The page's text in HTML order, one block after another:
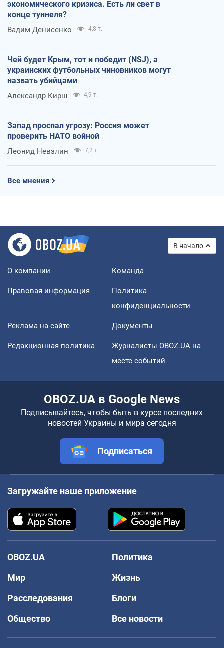
экономического кризиса. Есть ли свет в
конце туннеля?
Вадим Денисенко 4,8 т.
Чей будет Крым, тот и победит (NSJ), а
украинских футбольных чиновников могут
назвать убийцами
Александр Кирш 4,9 т.
Запад проспал угрозу: Россия может
проверить НАТО войной
Леонид Невзлин 7,2 т.
Все мнения
В начало
О компании Команда
Правовая информация
Политика
конфиденциальности
Реклама на сайте Документы
Редакционная политика
Журналисты OBOZ.UA на
месте событий
OBOZ.UA в Google News
Подписывайтесь, чтобы быть в курсе последних
новостей Украины и мира сегодня
Подписаться
Загружайте наше приложение
OBOZ.UA
Политика
Мир
Жизнь
Расследования
Блоги
Общество
Все новости